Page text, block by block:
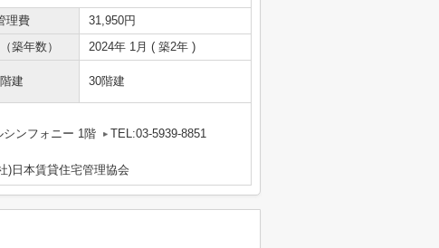
理費
31,950円
築年数） 2024年 1月 ( 築2年 )
階建 30階建
ンフォニー 1階
TEL:03-5939-8851
)日本賃貸住宅管理協会